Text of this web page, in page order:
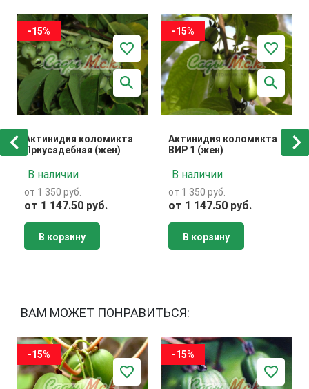
-15%
Актинидия коломикта
Приусадебная (жен)
В наличии
от 1 350 руб.
от 1 147.50 руб.
В корзину
-15%
Актинидия коломикта
ВИР 1 (жен)
В наличии
от 1 350 руб.
от 1 147.50 руб.
В корзину
ВАМ МОЖЕТ ПОНРАВИТЬСЯ:
-15% -15%